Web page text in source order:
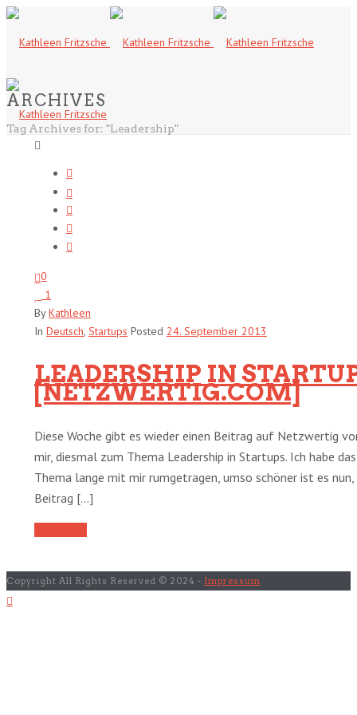
ARCHIVES
Tag Archives for: "Leadership"
0
1
ByKathleen
In Deutsch, Startups Posted 24. September 2013
LEADERSHIP IN
[NETZWERTIG.COM]
Diese Woche gibt es wieder einen Beitrag auf Netzwertig
mir, diesmal zum Thema Leadership in Startups. Ich habe das
Thema lange mit mir rumgetragen, umso schöner ist es nun,
Beitrag [...]
Copyright All Rights Reserved © 2024 - Impressum